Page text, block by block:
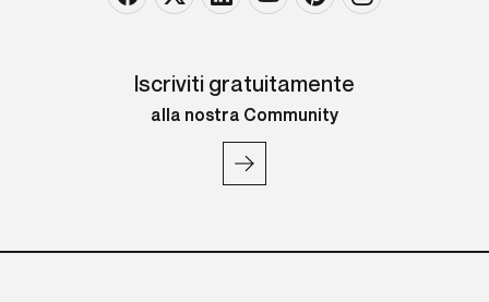
Iscriviti gratuitamente
alla nostra Community